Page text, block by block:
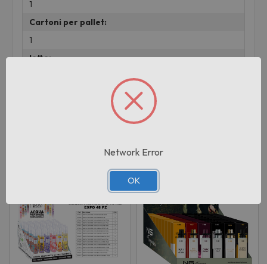
1
Cartoni per pallet:
1
lotto:
Prodotti correlati
Network Error
OK